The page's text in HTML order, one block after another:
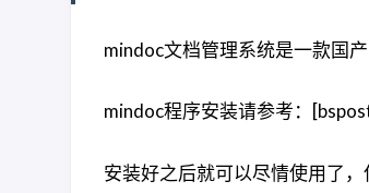
mindoc文档管理系统是一款国
mindoc程序安装请参考：
安装好之后就可以尽情使用了